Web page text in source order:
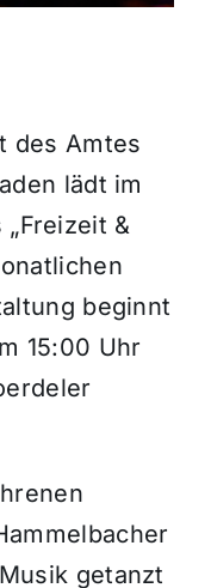
des Amtes
lädt im
&
beginnt
15:00 Uhr
getanzt